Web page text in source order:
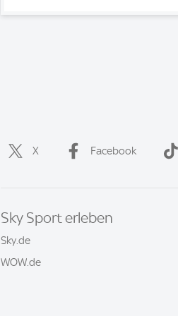
X Facebook
Sky Sport erleben
Sky.de
WOW.de